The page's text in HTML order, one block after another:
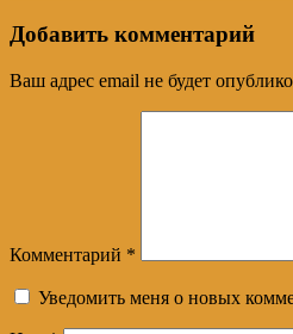
Добавить комментарий
Ваш адрес email не будет
Комментарий *
Уведомить меня о новых